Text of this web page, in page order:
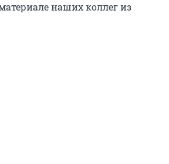
наших коллег из